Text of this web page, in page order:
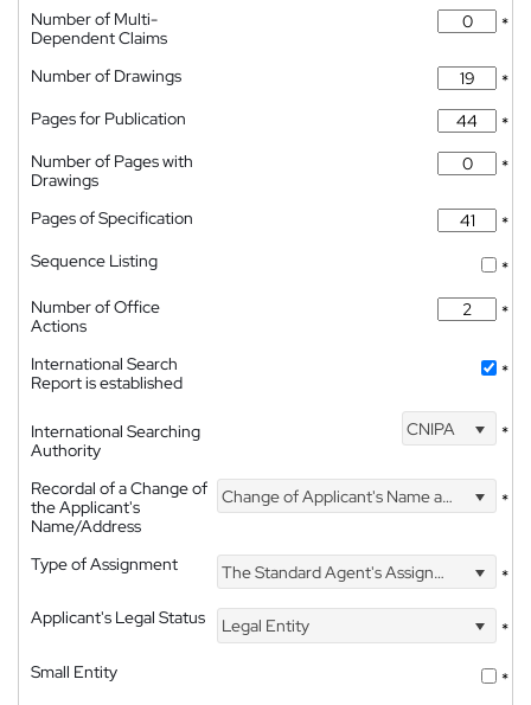
Number of Multi-
Dependent Claims
*
Number of Drawings
*
Pages for Publication
*
Number of Pages with
Drawings
*
Pages of Specification
*
Sequence Listing
*
Number of Office
Actions
*
International Search
Report is established
*
International Searching
Authority
CNIPA *
Recordal of a Change of
the Applicant's
Name/Address
Change of Applicant's Name and Address *
Type of Assignment The Standard Agent's Assignment
*
Applicant's Legal Status
Legal Entity
*
Small Entity
*